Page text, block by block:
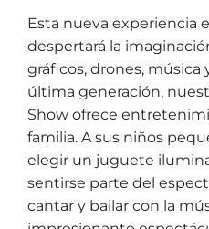
Esta nueva experiencia
despertará la
gráficos, drones, música
última generación,
Show ofrece
familia. A sus niños
elegir un juguete
sentirse parte del
cantar y bailar con la